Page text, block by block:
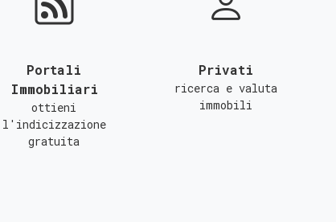
Portali
Immobiliari
ottieni
l'indicizzazione
gratuita
Privati
ricerca e valuta
immobili